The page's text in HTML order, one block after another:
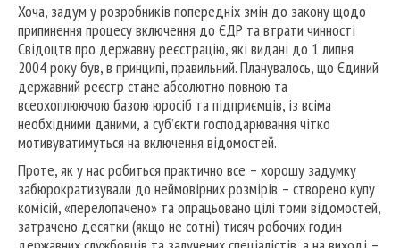
Хоча, задум у розробників попередніх змін до закону щодо
припинення процесу включення до ЄДР та втрати чинності
Свідоцтв про державну реєстрацію, які видані до 1 липня
2004 року був, в принципі, правильний. Планувалось, що Єдиний
державний реєстр стане абсолютно повною та
всеохоплюючою базою юросіб та підприємців, із всіма
необхідними даними, а суб’єкти господарювання чітко
мотивуватимуться на включення відомостей.
Проте, як у нас робиться практично все – хорошу задумку
забюрократизували до неймовірних розмірів – створено купу
комісій, «перелопачено» та опрацьовано цілі томи відомостей,
затрачено десятки (якщо не сотні) тисяч робочих годин